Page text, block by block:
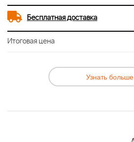
Бесплатная доставка
Итоговая цена
Узнать больше